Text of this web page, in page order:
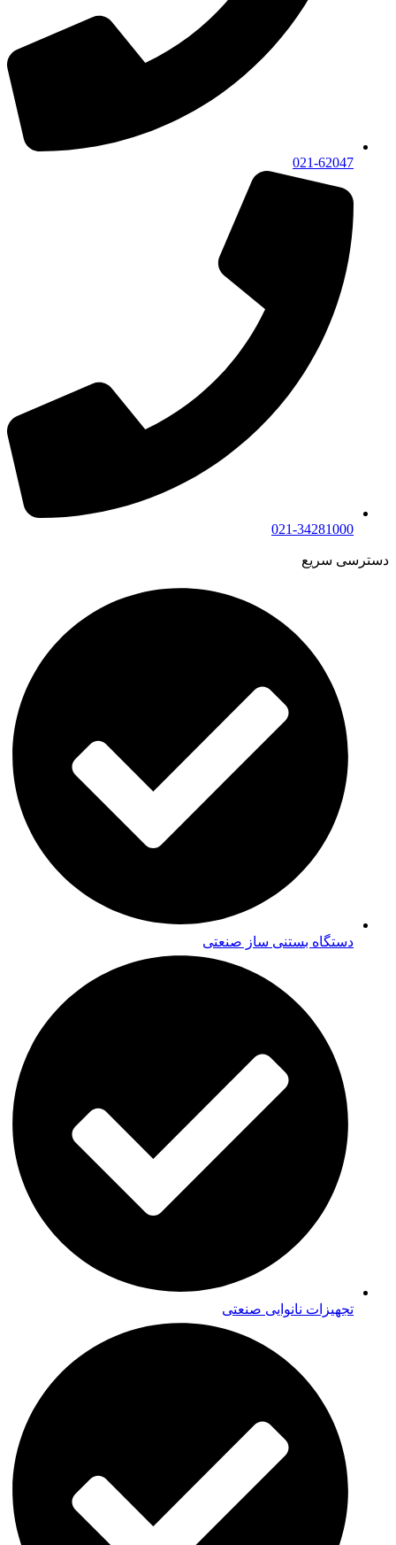
021-62047
021-34281000
دسترسی سریع
دستگاه بستنی ساز صنعتی
تجهیزات نانوایی صنعتی